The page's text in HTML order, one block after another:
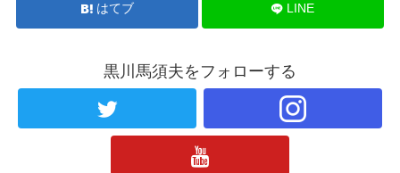
はてブ LINE
黒川馬須夫をフォローする